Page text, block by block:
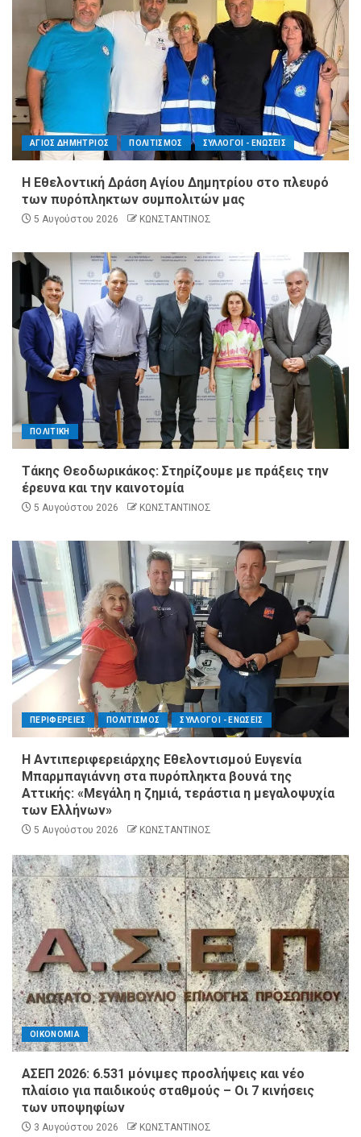
ΑΓΙΟΣ ΔΗΜΗΤΡΙΟΣ ΠΟΛΙΤΙΣΜΟΣ ΣΥΛΛΟΓΟΙ - ΕΝΩΣΕΙΣ
Η Εθελοντική Δράση Αγίου Δημητρίου στο πλευρό
των πυρόπληκτων συμπολιτών μας
5 Αυγούστου 2026 ΚΩΝΣΤΑΝΤΙΝΟΣ
ΠΟΛΙΤΙΚΗ
Τάκης Θεοδωρικάκος: Στηρίζουμε με πράξεις την
έρευνα και την καινοτομία
5 Αυγούστου 2026 ΚΩΝΣΤΑΝΤΙΝΟΣ
ΠΕΡΙΦΕΡΕΙΕΣ ΠΟΛΙΤΙΣΜΟΣ ΣΥΛΛΟΓΟΙ - ΕΝΩΣΕΙΣ
Η Αντιπεριφερειάρχης Εθελοντισμού Ευγενία
Μπαρμπαγιάννη στα πυρόπληκτα βουνά της
Αττικής: «Μεγάλη η ζημιά, τεράστια η μεγαλοψυχία
των Ελλήνων»
5 Αυγούστου 2026 ΚΩΝΣΤΑΝΤΙΝΟΣ
ΟΙΚΟΝΟΜΙΑ
ΑΣΕΠ 2026: 6.531 μόνιμες προσλήψεις και νέο
πλαίσιο για παιδικούς σταθμούς – Οι 7 κινήσεις
των υποψηφίων
3 Αυγούστου 2026 ΚΩΝΣΤΑΝΤΙΝΟΣ